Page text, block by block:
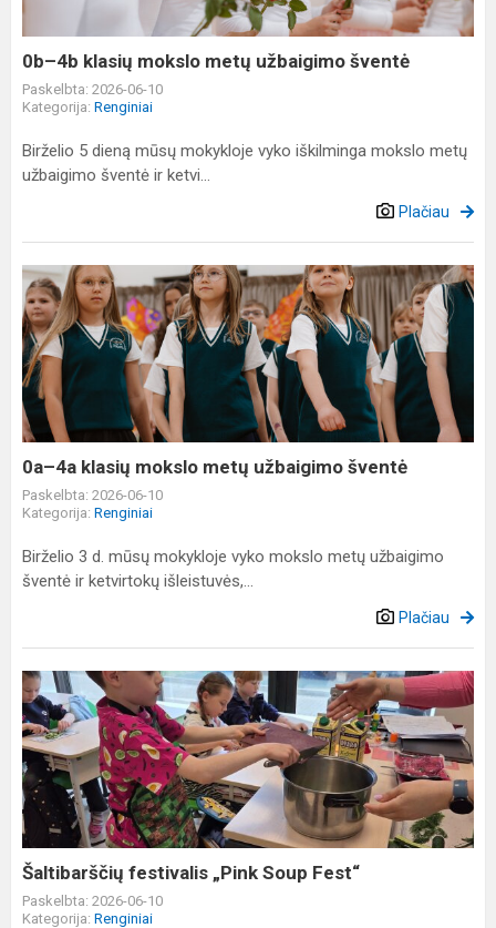
0b–4b klasių mokslo metų užbaigimo šventė
Paskelbta: 2026-06-10
Kategorija: Renginiai
Birželio 5 dieną mūsų mokykloje vyko iškilminga mokslo metų
užbaigimo šventė ir ketvi...
Plačiau
0a–
4a
klasių
mokslo
metų
užbaigimo
šventė
0a–4a klasių mokslo metų užbaigimo šventė
Paskelbta: 2026-06-10
Kategorija: Renginiai
Birželio 3 d. mūsų mokykloje vyko mokslo metų užbaigimo
šventė ir ketvirtokų išleistuvės,...
Plačiau
Šaltibarščių
festivalis
„Pink
Soup
Fest“
Šaltibarščių festivalis „Pink Soup Fest“
Paskelbta: 2026-06-10
Kategorija: Renginiai